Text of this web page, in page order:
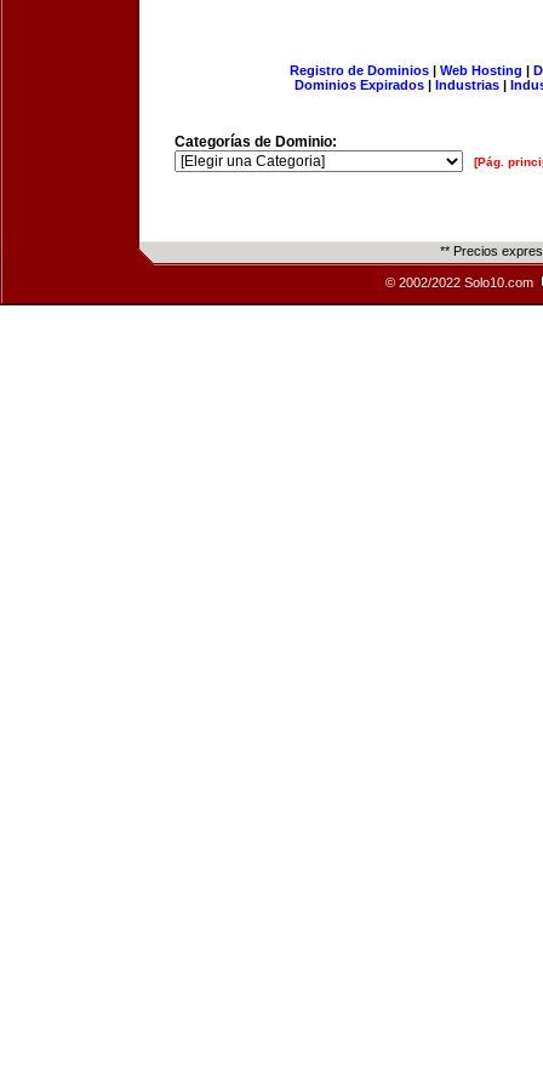
Registro de Dominios| Web Hosting |
Dominios Expirados | Industrias |
Categorías de Dominio:
[Pág.
** Precios
© 2002/2022 Solo10.com